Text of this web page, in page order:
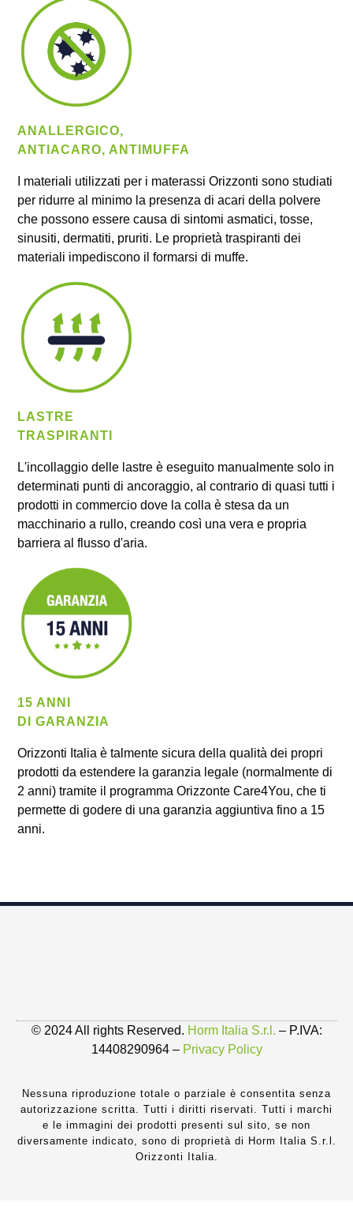
ANALLERGICO,
ANTIACARO, ANTIMUFFA
I materiali utilizzati per i materassi Orizzonti sono studiati
per ridurre al minimo la presenza di acari della polvere
che possono essere causa di sintomi asmatici, tosse,
sinusiti, dermatiti, pruriti. Le proprietà traspiranti dei
materiali impediscono il formarsi di muffe.
LASTRE
TRASPIRANTI
L'incollaggio delle lastre è eseguito manualmente solo in
determinati punti di ancoraggio, al contrario di quasi tutti i
prodotti in commercio dove la colla è stesa da un
macchinario a rullo, creando così una vera e propria
barriera al flusso d'aria.
15 ANNI
DI GARANZIA
Orizzonti Italia è talmente sicura della qualità dei propri
prodotti da estendere la garanzia legale (normalmente di
2 anni) tramite il programma Orizzonte Care4You, che ti
permette di godere di una garanzia aggiuntiva fino a 15
anni.
© 2024 All rights Reserved. Horm Italia S.r.l. – P.IVA:
14408290964 – Privacy Policy
Nessuna riproduzione totale o parziale è consentita senza
autorizzazione scritta. Tutti i diritti riservati. Tutti i marchi
e le immagini dei prodotti presenti sul sito, se non
diversamente indicato, sono di proprietà di Horm Italia S.r.l.
Orizzonti Italia.